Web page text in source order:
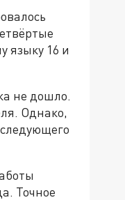
языку 16 и
не дошло.
Однако,
Точное